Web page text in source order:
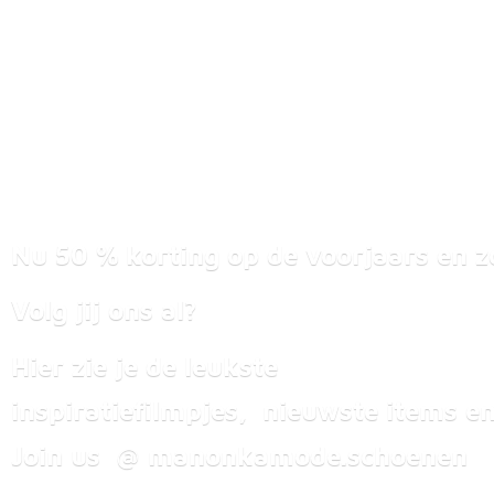
Nu 50 % korting op de voorjaars en
Volg jij ons al?
Hier zie je de leukste
inspiratiefilmpjes, nieuwste items
Join us @ manonkamode.schoenen